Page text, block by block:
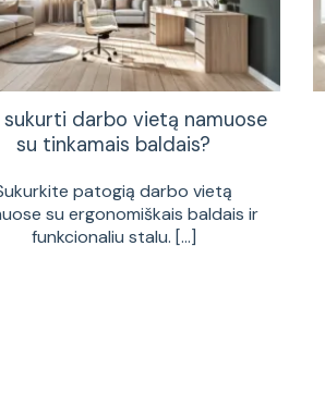
sukurti darbo vietą namuose
su tinkamais baldais?
patogią darbo vietą
su ergonomiškais baldais ir
funkcionaliu stalu. [...]